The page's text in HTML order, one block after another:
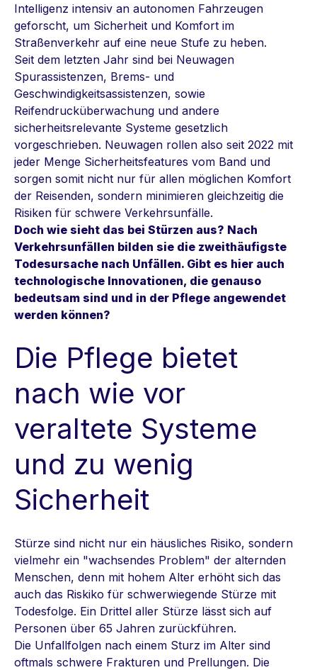
Intelligenz intensiv an autonomen Fahrzeugen
geforscht, um Sicherheit und Komfort im
Straßenverkehr auf eine neue Stufe zu heben.
Seit dem letzten Jahr sind bei Neuwagen
Spurassistenzen, Brems- und
Geschwindigkeitsassistenzen, sowie
Reifendrucküberwachung und andere
sicherheitsrelevante Systeme gesetzlich
vorgeschrieben. Neuwagen rollen also seit 2022 mit
jeder Menge Sicherheitsfeatures vom Band und
sorgen somit nicht nur für allen möglichen Komfort
der Reisenden, sondern minimieren gleichzeitig die
Risiken für schwere Verkehrsunfälle.
Doch wie sieht das bei Stürzen aus? Nach
Verkehrsunfällen bilden sie die zweithäufigste
Todesursache nach Unfällen. Gibt es hier auch
technologische Innovationen, die genauso
bedeutsam sind und in der Pflege angewendet
werden können?
Die Pflege bietet
nach wie vor
veraltete Systeme
und zu wenig
Sicherheit
Stürze sind nicht nur ein häusliches Risiko, sondern
vielmehr ein "wachsendes Problem" der alternden
Menschen, denn mit hohem Alter erhöht sich das
auch das Riskiko für schwerwiegende Stürze mit
Todesfolge. Ein Drittel aller Stürze lässt sich auf
Personen über 65 Jahren zurückführen.
Die Unfallfolgen nach einem Sturz im Alter sind
oftmals schwere Frakturen und Prellungen. Die